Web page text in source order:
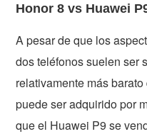
Honor 8 vs Huawei
A pesar de que los
dos teléfonos suelen ser
relativamente más
puede ser adquirido por
que el Huawei P9 se